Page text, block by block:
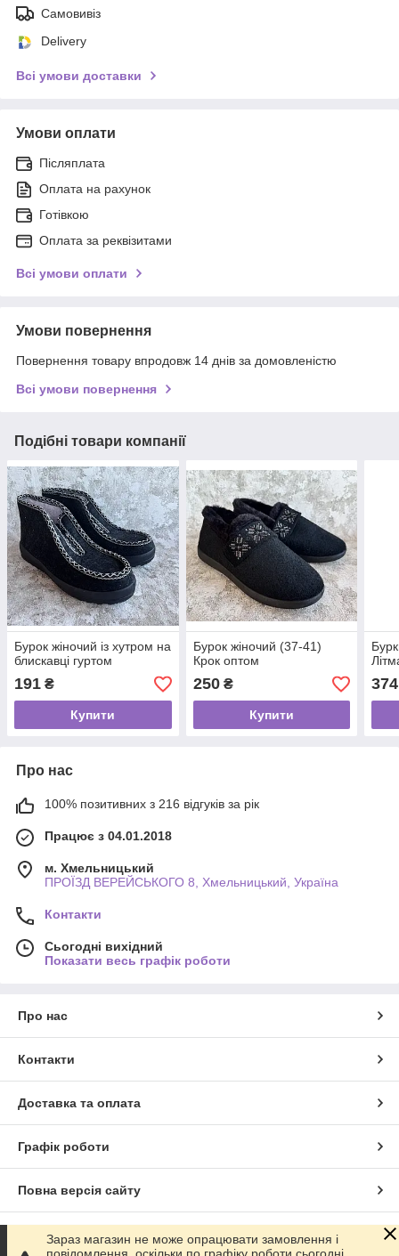
Самовивіз
Delivery
Всі умови доставки
Умови оплати
Післяплата
Оплата на рахунок
Готівкою
Оплата за реквізитами
Всі умови оплати
Умови повернення
Повернення товару впродовж 14 днів за домовленістю
Всі умови повернення
Подібні товари компанії
Бурок жіночий із хутром на
блискавці гуртом
191 ₴
Купити
Бурок жіночий (37-41)
Крок оптом
250₴
Купити
374
Про нас
100% позитивних з 216 відгуків за рік
Працює з 04.01.2018
м. Хмельницький
ПРОЇЗД ВЕРЕЙСЬКОГО 8, Хмельницький, Україна
Контакти
Сьогодні вихідний
Показати весь графік роботи
Про нас
Контакти
Доставка та оплата
Графік роботи
Повна версія сайту
Сайт створено на маркетплейсіProm.ua
Зараз магазин не може опрацювати замовлення і